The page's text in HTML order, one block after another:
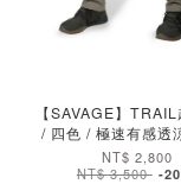
【SAVAGE】
/ 四色 / 極速有感透
NT$ 2,800
NT$ 3,500 -